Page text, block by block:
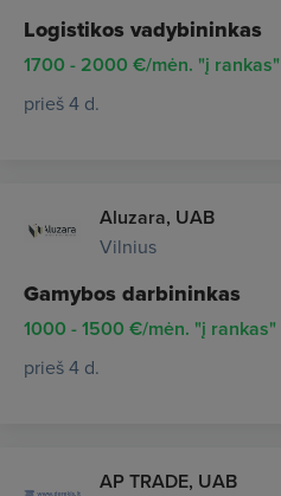
Logistikos vadybininkas
1700 - 2000 €/mėn. "į rankas"
prieš 4 d.
Aluzara, UAB
Vilnius
Gamybos darbininkas
1000 - 1500 €/mėn. "į rankas"
prieš 4 d.
AP TRADE, UAB